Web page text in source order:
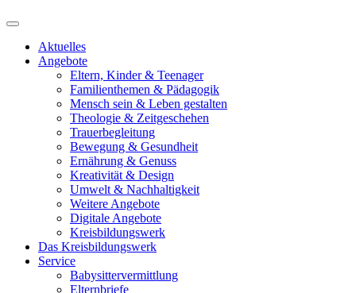
Aktuelles
Angebote
Eltern, Kinder & Teenager
Familienthemen & Pädagogik
Mensch sein & Leben gestalten
Theologie & Zeitgeschehen
Trauerbegleitung
Bewegung & Gesundheit
Ernährung & Genuss
Kreativität & Design
Umwelt & Nachhaltigkeit
Weitere Angebote
Digitale Angebote
Kreisbildungswerk
Das Kreisbildungswerk
Service
Babysittervermittlung
Elternbriefe